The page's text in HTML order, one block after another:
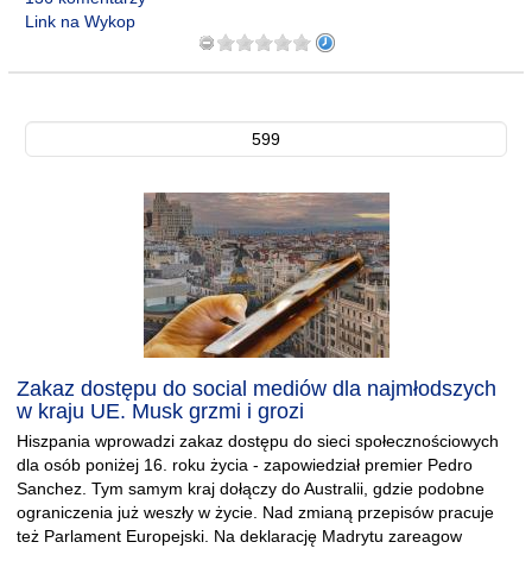
Link na Wykop
599
Zakaz dostępu do social mediów dla najmłodszych
w kraju UE. Musk grzmi i grozi
Hiszpania wprowadzi zakaz dostępu do sieci społecznościowych
dla osób poniżej 16. roku życia - zapowiedział premier Pedro
Sanchez. Tym samym kraj dołączy do Australii, gdzie podobne
ograniczenia już weszły w życie. Nad zmianą przepisów pracuje
też Parlament Europejski. Na deklarację Madrytu zareagow